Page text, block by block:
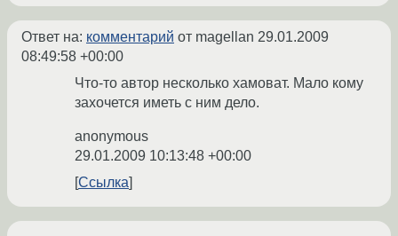
Ответ на: комментарий от magellan 29.01.2009
08:49:58 +00:00
Что-то автор несколько хамоват. Мало кому
захочется иметь с ним дело.
anonymous
29.01.2009 10:13:48 +00:00
Ссылка